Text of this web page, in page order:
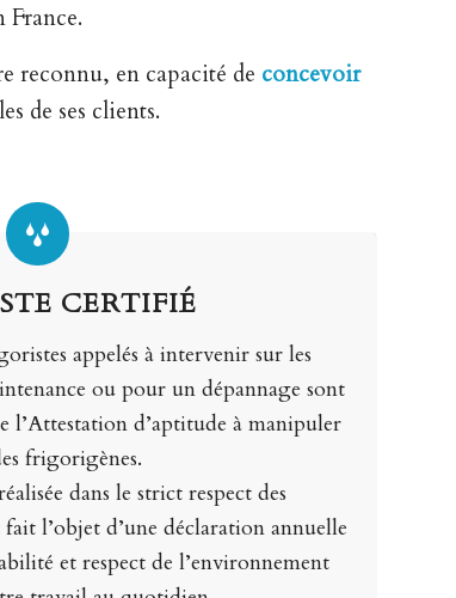
France.
reconnu, en capacité de concevoir
de ses clients.
CERTIFIÉ
appelés à intervenir sur les
ou pour un dépannage sont
l’Attestation d’aptitude à manipuler
frigorigènes.
dans le strict respect des
l’objet d’une déclaration annuelle
et respect de l’environnement